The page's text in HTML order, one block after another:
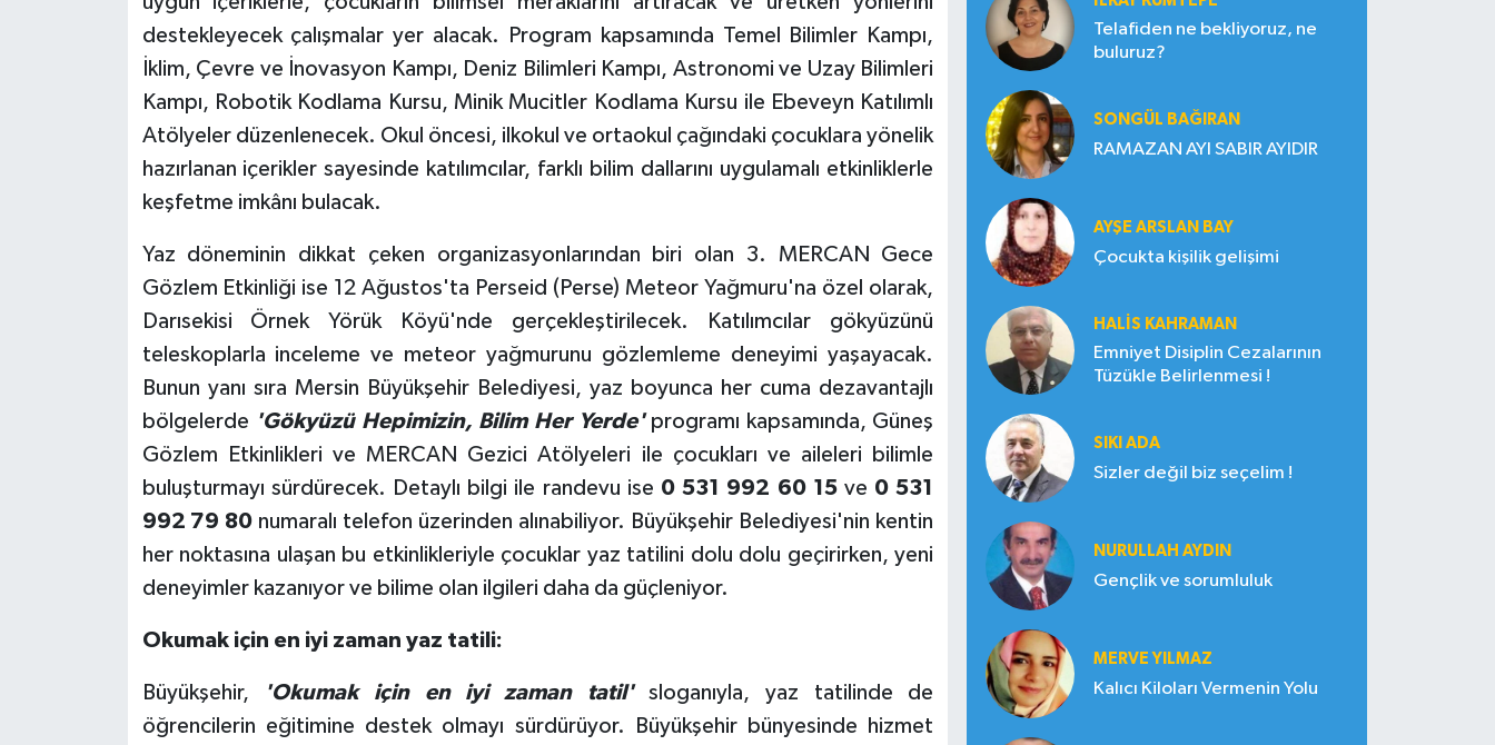
destekleyecek çalışmalar yer alacak. Program kapsamında Temel Bilimler Kampı,
İklim, Çevre ve İnovasyon Kampı, Deniz Bilimleri Kampı, Astronomi ve Uzay Bilimleri
Kampı, Robotik Kodlama Kursu, Minik Mucitler Kodlama Kursu ile Ebeveyn Katılımlı
Atölyeler düzenlenecek. Okul öncesi, ilkokul ve ortaokul çağındaki çocuklara yönelik
hazırlanan içerikler sayesinde katılımcılar, farklı bilim dallarını uygulamalı etkinliklerle
keşfetme imkânı bulacak.
Yaz döneminin dikkat çeken organizasyonlarından biri olan 3. MERCAN Gece
Gözlem Etkinliği ise 12 Ağustos'ta Perseid (Perse) Meteor Yağmuru'na özel olarak,
Darısekisi Örnek Yörük Köyü'nde gerçekleştirilecek. Katılımcılar gökyüzünü
teleskoplarla inceleme ve meteor yağmurunu gözlemleme deneyimi yaşayacak.
Bunun yanı sıra Mersin Büyükşehir Belediyesi, yaz boyunca her cuma dezavantajlı
bölgelerde 'Gökyüzü Hepimizin, Bilim Her Yerde'programı kapsamında, Güneş
Gözlem Etkinlikleri ve MERCAN Gezici Atölyeleri ile çocukları ve aileleri bilimle
buluşturmayı sürdürecek. Detaylı bilgi ile randevu ise 0 531 992 60 15ve 0 531
992 79 80 numaralı telefon üzerinden alınabiliyor. Büyükşehir Belediyesi'nin kentin
her noktasına ulaşan bu etkinlikleriyle çocuklar yaz tatilini dolu dolu geçirirken, yeni
deneyimler kazanıyor ve bilime olan ilgileri daha da güçleniyor.
Okumak için en iyi zaman yaz tatili:
Büyükşehir, 'Okumak için en iyi zaman tatil'sloganıyla, yaz tatilinde de
öğrencilerin eğitimine destek olmayı sürdürüyor. Büyükşehir bünyesinde hizmet
Telafiden ne bekliyoruz, ne
buluruz?
SONGÜL BAĞIRAN
RAMAZAN AYI SABIR AYIDIR
AYŞE ARSLAN BAY
Çocukta kişilik gelişimi
HALIS KAHRAMAN
Emniyet Disiplin Cezalarının
Tüzükle Belirlenmesi !
SIKI ADA
Sizler değil biz seçelim !
NURULLAH AYDIN
Gençlik ve sorumluluk
MERVE YILMAZ
Kalıcı Kiloları Vermenin Yolu